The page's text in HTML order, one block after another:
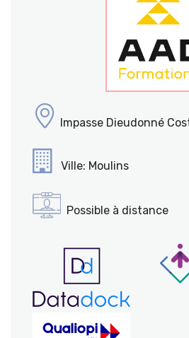
Impasse Dieudonné
Ville: Moulins
Possible à distance